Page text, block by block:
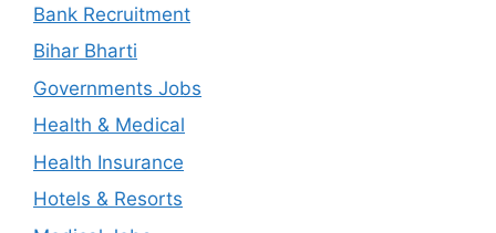
Bank Recruitment
Bihar Bharti
Governments Jobs
Health & Medical
Health Insurance
Hotels & Resorts